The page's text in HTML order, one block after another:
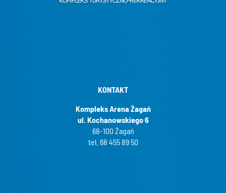
KONTAKT
Kompleks Arena Żagań
ul. Kochanowskiego 6
68-100 Żagań
tel. 68 455 89 50